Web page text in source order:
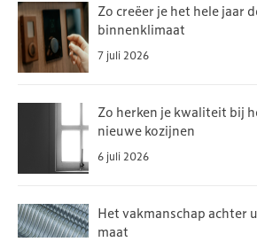
Zo creëer je het hele jaar
binnenklimaat
7 juli 2026
Zo herken je kwaliteit bij
nieuwe kozijnen
6 juli 2026
Het vakmanschap achter
maat